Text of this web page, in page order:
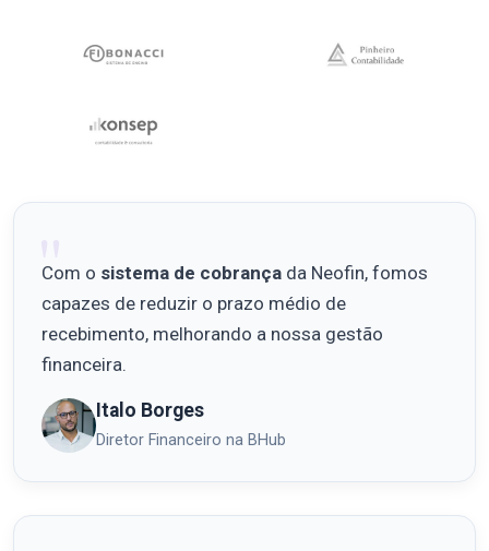
Com o sistema de cobrança da Neofin, fomos
capazes de reduzir o prazo médio de
recebimento, melhorando a nossa gestão
financeira.
Italo Borges
Diretor Financeiro na BHub